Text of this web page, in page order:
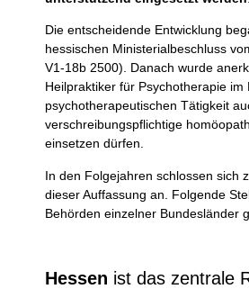
Die entscheidende Entwicklung
hessischen Ministerialbeschluss
V1-18b 2500). Danach wurde
Heilpraktiker für Psychotherapie im
psychotherapeutischen Tätigkeit
verschreibungspflichtige
einsetzen dürfen.
In den Folgejahren schlossen sich
dieser Auffassung an. Folgende
Behörden einzelner Bundesländer
Hessen ist das zentrale